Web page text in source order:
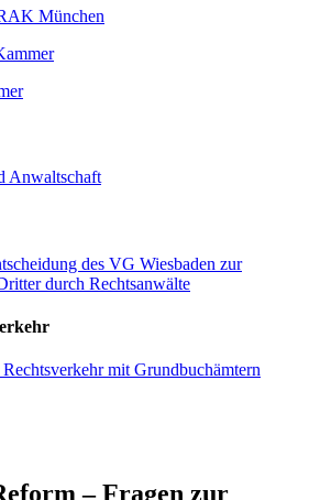
München
Anwaltschaft
des VG Wiesbaden zur
durch Rechtsanwälte
mit Grundbuchämtern
– Fragen zur